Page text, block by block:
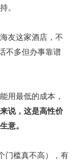
。
友这家酒店，不
不多但办事靠谱
用最低的成本，
说，这是高性价
意。
门槛真不高），有